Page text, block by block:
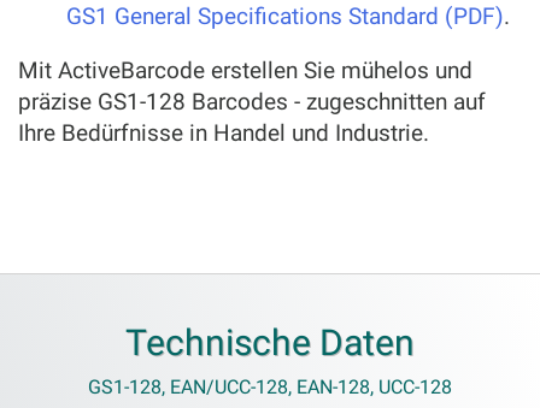
GS1 General Specifications Standard (PDF).
Mit ActiveBarcode erstellen Sie mühelos und
präzise GS1-128 Barcodes - zugeschnitten auf
Ihre Bedürfnisse in Handel und Industrie.
Technische Daten
GS1-128, EAN/UCC-128, EAN-128, UCC-128